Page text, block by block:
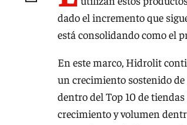
dado el incremento que
está consolidando como el
En este marco, Hidrolit
un crecimiento sostenido
dentro del Top 10 de
crecimiento y volumen